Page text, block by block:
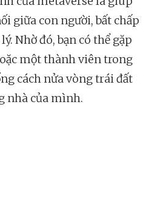
giữa con người, bất chấp
Nhờ đó, bạn có thể gặp
một thành viên trong
cách nửa vòng trái đất
nhà của mình.